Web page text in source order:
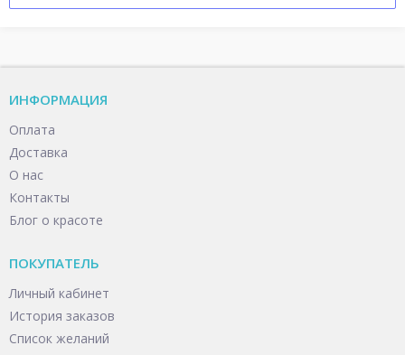
ИНФОРМАЦИЯ
Оплата
Доставка
О нас
Контакты
Блог о красоте
ПОКУПАТЕЛЬ
Личный кабинет
История заказов
Список желаний